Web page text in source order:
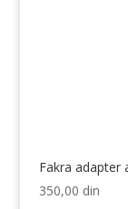
Fakra adapter
350,00 din